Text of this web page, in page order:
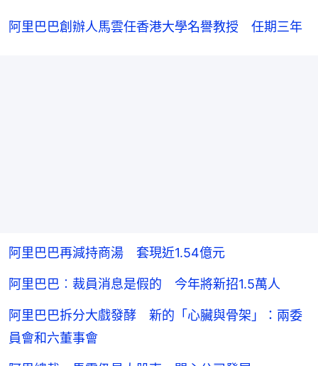
阿里巴巴創辦人馬雲任香港大學名譽教授　任期三年
阿里巴巴再減持商湯 套現近1.54億元
阿里巴巴︰裁員消息是假的 今年將新招1.5萬人
阿里巴巴拆分大戲發酵 新的「心臟與骨架」：兩委
員會和六董事會